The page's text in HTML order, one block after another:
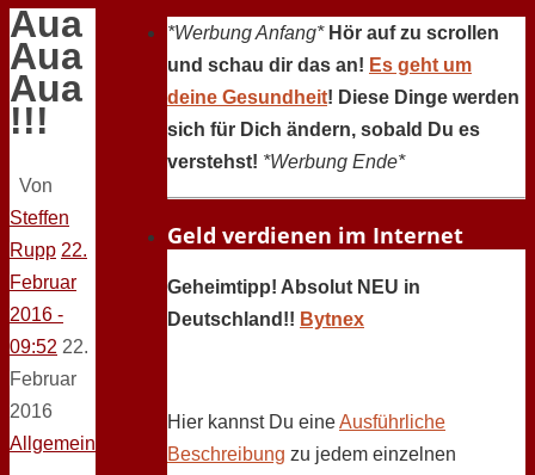
Aua
Aua
Aua
!!!
Von
Steffen
Rupp 22.
Februar
2016 -
09:52 22.
Februar
2016
Allgemein
*Werbung Anfang* Hör auf zu scrollen
und schau dir das an! Es geht um
deine Gesundheit! Diese Dinge werden
sich für Dich ändern, sobald Du es
verstehst! *Werbung Ende*
Geld verdienen im Internet
Geheimtipp! Absolut NEU in
Deutschland!! Bytnex
Hier kannst Du eineAusführliche
Beschreibung zu jedem einzelnen